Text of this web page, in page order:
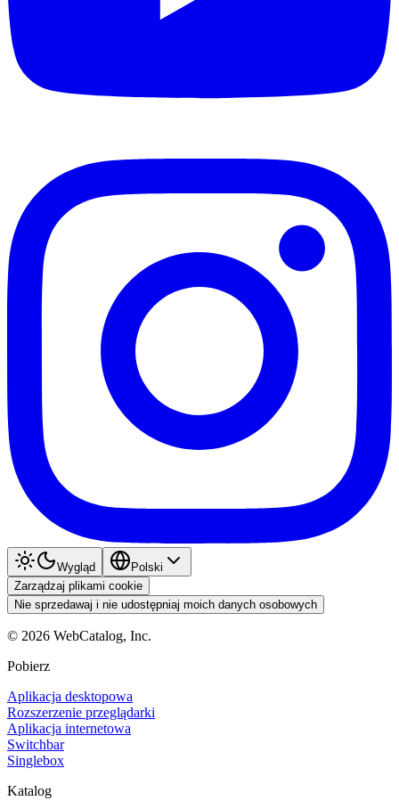
Wygląd
Polski
Zarządzaj plikami cookie
Nie sprzedawaj i nie udostępniaj moich danych osobowych
© 2026 WebCatalog, Inc.
Pobierz
Aplikacja desktopowa
Rozszerzenie przeglądarki
Aplikacja internetowa
Switchbar
Singlebox
Katalog